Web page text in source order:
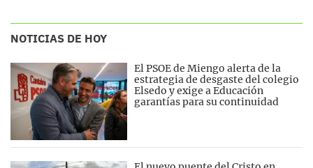
NOTICIAS DE HOY
El PSOE de Miengo alerta de la
estrategia de desgaste del colegio
Elsedo y exige a Educación
garantías para su continuidad